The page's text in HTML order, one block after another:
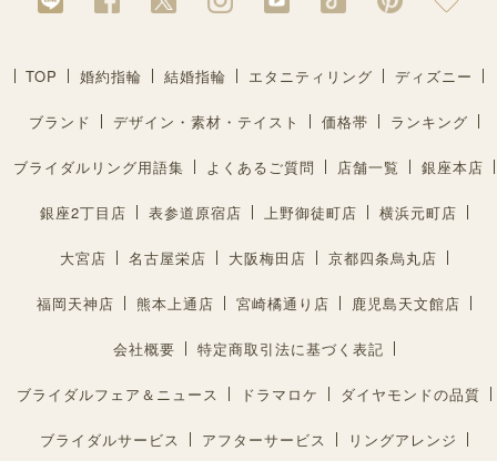
TOP 婚約指輪 結婚指輪 エタニティリング ディズニー
ブランド デザイン・素材・テイスト 価格帯 ランキング
ブライダルリング用語集 よくあるご質問 店舗一覧 銀座本店
銀座2丁目店 表参道原宿店 上野御徒町店 横浜元町店
大宮店 名古屋栄店 大阪梅田店 京都四条烏丸店
福岡天神店 熊本上通店 宮崎橘通り店 鹿児島天文館店
会社概要 特定商取引法に基づく表記
ブライダルフェア＆ニュース ドラマロケ ダイヤモンドの品質
ブライダルサービス アフターサービス リングアレンジ